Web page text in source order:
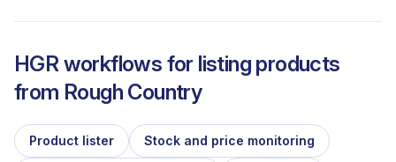
HGR workflows for listing products
from Rough Country
Product lister Stock and price monitoring